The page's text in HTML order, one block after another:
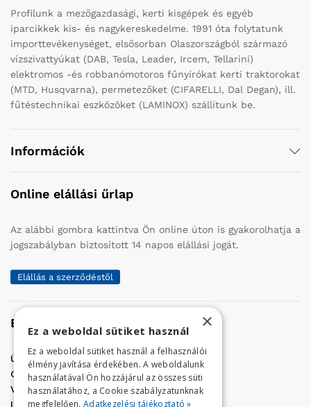
Profilunk a mezőgazdasági, kerti kisgépek és egyéb
iparcikkek kis- és nagykereskedelme. 1991 óta folytatunk
importtevékenységet, elsősorban Olaszországból származó
vízszivattyúkat (DAB, Tesla, Leader, Ircem, Tellarini)
elektromos -és robbanómotoros fűnyírókat kerti traktorokat
(MTD, Husqvarna), permetezőket (CIFARELLI, Dal Degan), ill.
fűtéstechnikai eszközöket (LAMINOX) szállítunk be.
Információk
Online elállási űrlap
Az alábbi gombra kattintva Ön online úton is gyakorolhatja a
jogszabályban biztosított 14 napos elállási jogát.
Elállás a szerződéstől
Elérhetőség
Üzletünk címe:
Szolnok, Vércse út 17.
Golf Center Áruház:06 (56) 423-324
VÁR-Kert Áruház: 06 (56) 429-771
Iroda:06 (56) 421-857
×
Ez a weboldal sütiket használ
Ez a weboldal sütiket használ a felhasználói
élmény javítása érdekében. A weboldalunk
használatával Ön hozzájárul az összes süti
használatához, a Cookie szabályzatunknak
megfelelően. Adatkezelési tájékoztató »